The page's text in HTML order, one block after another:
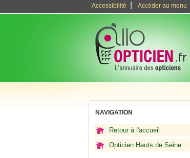
Accessibilité Accéder au menu
NAVIGATION
Retour à l'accueil
Opticien Hauts de Seine